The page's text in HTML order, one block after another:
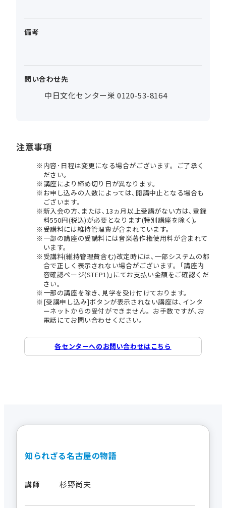
備考
問い合わせ先
中日文化センター栄 0120-53-8164
注意事項
内容･日程は変更になる場合がございます。ご了承く
ださい。
講座により締め切り日が異なります。
お申し込みの人数によっては､開講中止となる場合も
ございます。
新入会の方､または､13ヵ月以上受講がない方は､登録
料550円(税込)が必要となります(特別講座を除く)。
受講料には維持管理費が含まれています。
一部の講座の受講料には音楽著作権使用料が含まれて
います。
受講料(維持管理費含む)改定時には､一部システムの都
合で正しく表示されない場合がございます。｢講座内
容確認ページ(STEP1)｣にてお支払い金額をご確認くだ
さい。
一部の講座を除き､見学を受け付けております。
[受講申し込み]ボタンが表示されない講座は､インタ
ーネットからの受付ができません。お手数ですが､お
電話にてお問い合わせください。
各センターへのお問い合わせはこちら
知られざる名古屋の物語
講師 杉野尚夫